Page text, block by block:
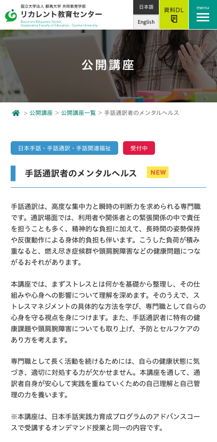
menu
資料DL
日本語
English
公開講座
公開講座 公開講座一覧 手話通訳者のメンタルヘルス
日本手話・手話通訳・手話関連福祉 受付中
手話通訳者のメンタルヘルス
手話通訳は、高度な集中力と瞬時の判断力を求められる専門職
です。通訳場面では、利用者や関係者との緊張関係の中で責任
を担うことも多く、精神的な負担に加えて、長時間の姿勢保持
や反復動作による身体的負担も伴います。こうした負荷が積み
重なると、燃え尽き症候群や頸肩腕障害などの健康問題につな
がるおそれがあります。
本講座では、まずストレスとは何かを基礎から整理し、その仕
組みや心身への影響について理解を深めます。そのうえで、ス
トレスマネジメントの具体的な方法を学び、専門職として自らの
心身を守る視点を身につけます。また、手話通訳者に特有の健
康課題や頸肩腕障害についても取り上げ、予防とセルフケアの
あり方を考えます。
専門職として長く活動を続けるためには、自らの健康状態に気
づき、適切に対処する力が欠かせません。本講座を通して、通
訳者自身が安心して実践を重ねていくための自己理解と自己管
理の力を養います。
※本講座は、日本手話実践力育成プログラムのアドバンスコー
スで受講するオンデマンド授業と同一の内容です。